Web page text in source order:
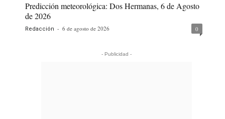
Predicción meteorológica: Dos Hermanas, 6 de Agosto
de 2026
Redacción - 6 de agosto de 2026 0
- Publicidad -